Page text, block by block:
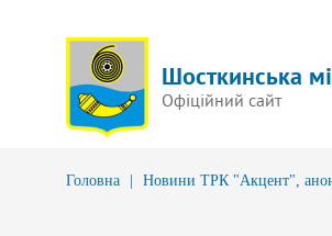
Шосткинська
Офіційний сайт
Головна Новини ТРК "Акцент",